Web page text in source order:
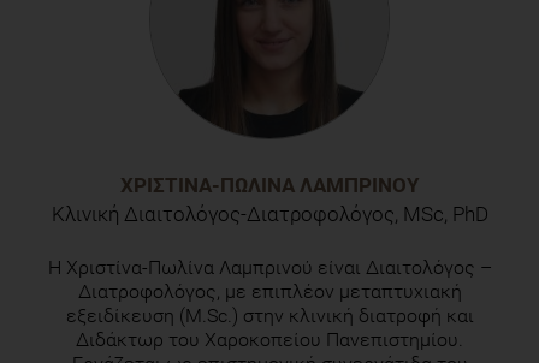
ΧΡΙΣΤΊΝΑ-ΠΩΛΊΝΑ ΛΑΜΠΡΙΝΟΎ
Κλινική Διαιτολόγος-Διατροφολόγος, MSc, PhD
H Χριστίνα-Πωλίνα Λαμπρινού είναι Διαιτολόγος –
Διατροφολόγος, με επιπλέον μεταπτυχιακή
Διδάκτωρ του Χαροκοπείου Πανεπιστημίου.
Εργάζεται ως επιστημονική συνεργάτιδα του
Χαροκοπείου Πανεπιστημίου σε Ευρωπαϊκά
ερευνητικά προγράμματα ενώ παρέχει και